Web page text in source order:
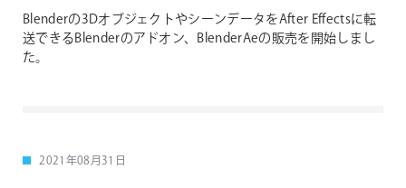
Blenderの3DオブジェクトやシーンデータをAfter Effectsに転
送できるBlenderのアドオン、BlenderAeの販売を開始しまし
た。
2021年08月31日